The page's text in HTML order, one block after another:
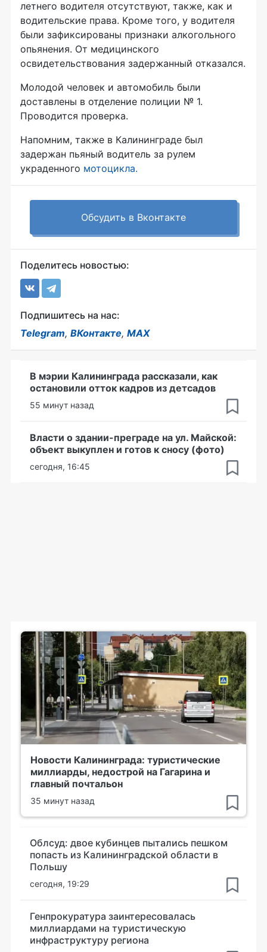
летнего водителя отсутствуют, также, как и
водительские права. Кроме того, у водителя
были зафиксированы признаки алкогольного
опьянения. От медицинского
освидетельствования задержанный отказался.
Молодой человек и автомобиль были
доставлены в отделение полиции № 1.
Проводится проверка.
Напомним, также в Калининграде был
задержан пьяный водитель за рулем
украденного мотоцикла.
Обсудить в Вконтакте
Поделитесь новостью:
Подпишитесь на нас:
Telegram, ВКонтакте, MAX
В мэрии Калининграда рассказали, как
остановили отток кадров из детсадов
55 минут назад
Власти о здании-преграде на ул. Майской:
объект выкуплен и готов к сносу (фото)
сегодня, 16:45
Новости Калининграда: туристические
миллиарды, недострой на Гагарина и
главный почтальон
35 минут назад
Облсуд: двое кубинцев пытались пешком
попасть из Калининградской области в
Польшу
сегодня, 19:29
Генпрокуратура заинтересовалась
миллиардами на туристическую
инфраструктуру региона